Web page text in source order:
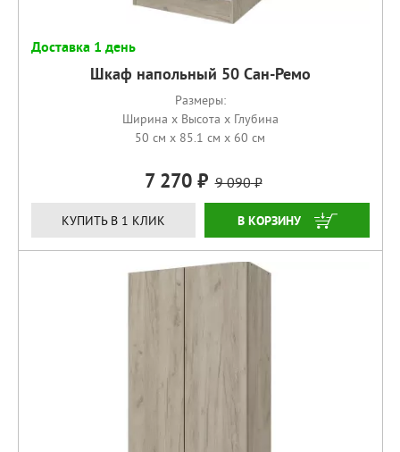
Доставка 1 день
Шкаф напольный 50 Сан-Ремо
Размеры:
Ширина x Высота x Глубина
50 см x 85.1 см x 60 см
7 270 9 090
КУПИТЬ В 1 КЛИК КУПИТЬ